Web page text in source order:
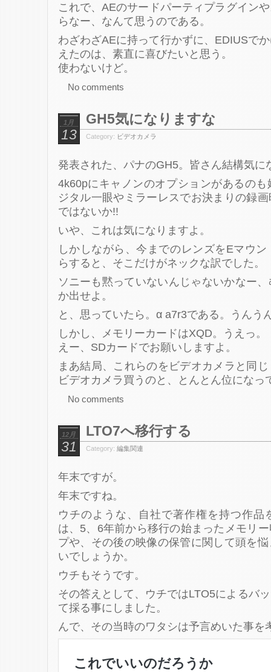
これで、AEのサードパーティプラグイン
らなー、なんて思うのである。
わざわざAEに持って行かずに、EDIUSで
えたのは、素直に喜びたいと思う。
使わないけど。
No comments
1月
13
GH5気になりますな
Category: ビデオカメラ
発表された、パナのGH5。皆さん結構気に
4k60pにキャノンのオプションがあるの
ジタル一眼やミラーレスでお決まりの録
ではないか!!
いや、これは気になりますよ。
しかしながら、今までのレンズをEマウ
らすると、そこだけがネックな訳でした。
ソニーも黙っていないんじゃないかなー
か出せよ。
と、思っていたら。α a7r3である。うんう
しかし、メモリーカードはXQD。うえっ。
えー、SDカードでお願いしますよ。
まあ結局、これらのをビデオカメラと同
ビデオカメラ買うのと、とんとん位になっ
No comments
12月
31
LTO7へ移行する
Category: 編集関連
年末ですが。
年末ですね。
ウチのような、自社で著作権を持つ作品
は、5、6年前から移行の始まったメモリ
プや、その後の映像の保管に関して頭を
いでしょうか。
ウチもそうです。
その答えとして、ウチではLTO5によるバ
て採る事にしました。
んで、その当時のワタシは予言めいた事を